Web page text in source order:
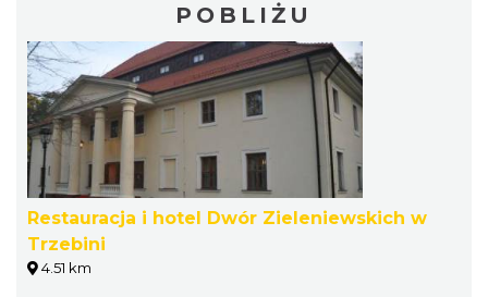
POBLIŻU
Restauracja i hotel Dwór Zieleniewskich w
Trzebini
4.51 km